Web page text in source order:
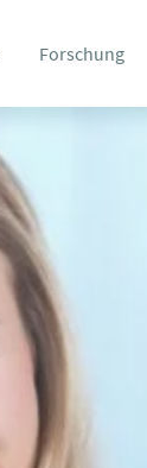
Forschung